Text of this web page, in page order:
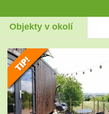
Objekty v okolí